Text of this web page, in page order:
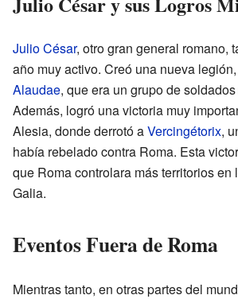
Julio César, otro gran general romano,
año muy activo. Creó una nueva
Alaudae, que era un grupo de
Además, logró una victoria muy
Alesia, donde derrotó aVercingétorix,
había rebelado contra Roma. Esta
que Roma controlara más territorios en
Galia.
Eventos Fuera de Roma
Mientras tanto, en otras partes del